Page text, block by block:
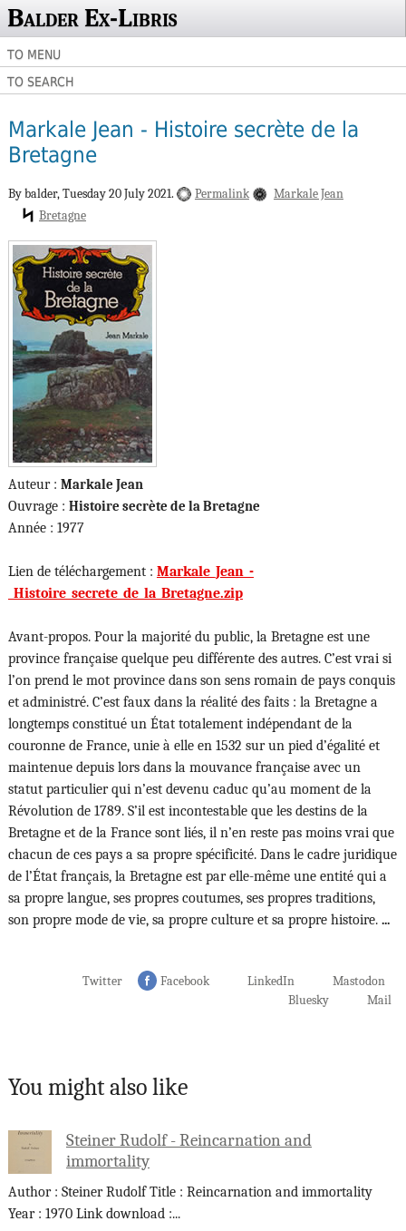
Balder Ex-Libris
TO MENU
TO SEARCH
Markale Jean - Histoire secrète de la
Bretagne
By balder,Tuesday 20 July 2021. Permalink
Markale Jean
Bretagne
Auteur : Markale Jean
Ouvrage : Histoire secrète de la Bretagne
Année : 1977
Lien de téléchargement : Markale_Jean_-
_Histoire_secrete_de_la_Bretagne.zip
Avant-propos. Pour la majorité du public, la Bretagne est une
province française quelque peu différente des autres. C’est vrai si
l’on prend le mot province dans son sens romain de pays conquis
et administré. C’est faux dans la réalité des faits : la Bretagne a
longtemps constitué un État totalement indépendant de la
couronne de France, unie à elle en 1532 sur un pied d’égalité et
maintenue depuis lors dans la mouvance française avec un
statut particulier qui n’est devenu caduc qu’au moment de la
Révolution de 1789. S’il est incontestable que les destins de la
Bretagne et de la France sont liés, il n’en reste pas moins vrai que
chacun de ces pays a sa propre spécificité. Dans le cadre juridique
de l’État français, la Bretagne est par elle-même une entité qui a
sa propre langue, ses propres coutumes, ses propres traditions,
son propre mode de vie, sa propre culture et sa propre histoire. ...
Twitter Facebook LinkedIn
Mastodon
Bluesky
Mail
You might also like
Steiner Rudolf - Reincarnation and
immortality
Author : Steiner Rudolf Title : Reincarnation and immortality
Year : 1970 Link download :...